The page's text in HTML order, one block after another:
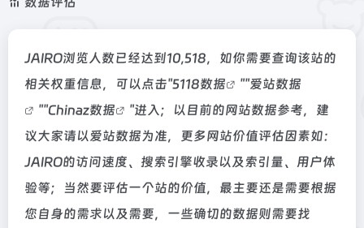
JAIRO浏览人数已经达到10,518，如你需要查询该站的
相关权重信息，可以点击"5118数据 ""爱站数据
""Chinaz数据
"进入；以目前的网站数据参考，建
议大家请以爱站数据为准，更多网站价值评估因素如：
JAIRO的访问速度、搜索引擎收录以及索引量、用户体
验等；当然要评估一个站的价值，最主要还是需要根据
您自身的需求以及需要，一些确切的数据则需要找